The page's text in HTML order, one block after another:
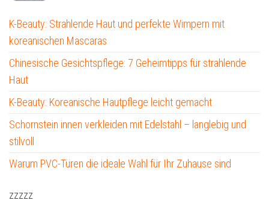
K-Beauty: Strahlende Haut und perfekte Wimpern mit
koreanischen Mascaras
Chinesische Gesichtspflege: 7 Geheimtipps für strahlende
Haut
K-Beauty: Koreanische Hautpflege leicht gemacht
Schornstein innen verkleiden mit Edelstahl – langlebig und
stilvoll
Warum PVC-Türen die ideale Wahl für Ihr Zuhause sind
zzzzz